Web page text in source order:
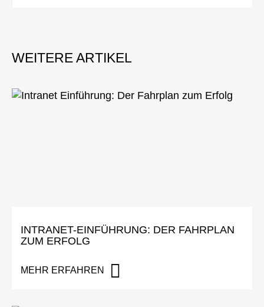
INTRANET-EINFÜHRUNG: DER FAHRPLAN
ZUM ERFOLG
MEHR ERFAHREN